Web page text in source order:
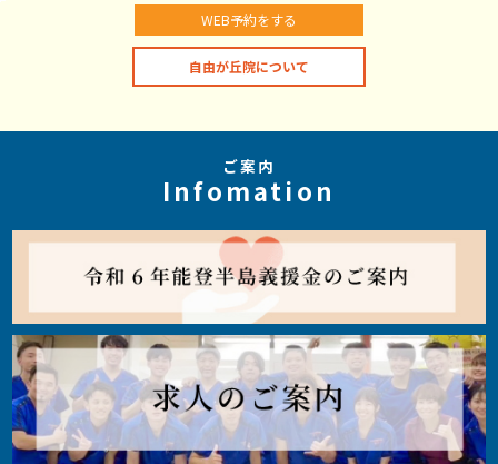
WEB予約をする
自由が丘院について
ご案内
Infomation